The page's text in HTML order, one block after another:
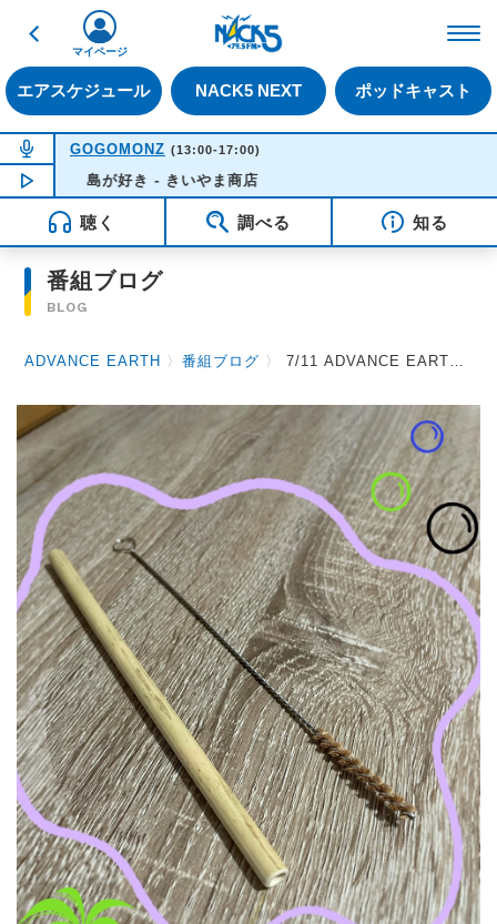
戻る
エアスケジュール NACK5 NEXT ポッドキャスト
マイページ
NOW ON AIR
GOGOMONZ (13:00-17:00)
NOW PLAYING15:57
島が好き - きいやま商店
聴く 調べる 知る
番組ブログ
BLOG
ADVANCE EARTH 〉番組ブログ 〉 7/11 ADVANCE EARTH 放送後記